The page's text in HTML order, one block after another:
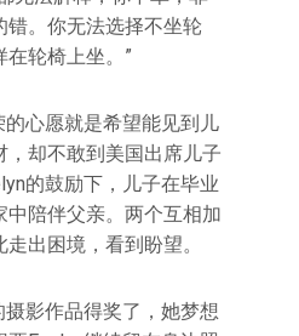
错。你无法选择不坐轮
轮椅上坐。”
的心愿就是希望能见到儿
，却不敢到美国出席儿子
的鼓励下，儿子在毕业
中陪伴父亲。两个互相加
出困境，看到盼望。
影作品得奖了，她梦想